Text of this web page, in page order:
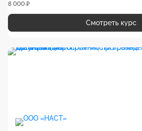
8 000 ₽
Смотреть курс